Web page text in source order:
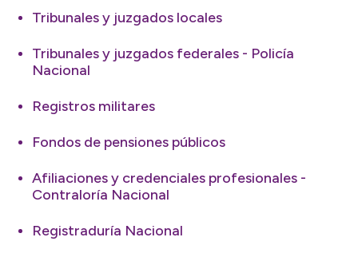
Tribunales y juzgados locales
Tribunales y juzgados federales - Policía
Nacional
Registros militares
Fondos de pensiones públicos
Afiliaciones y credenciales profesionales -
Contraloría Nacional
Registraduría Nacional